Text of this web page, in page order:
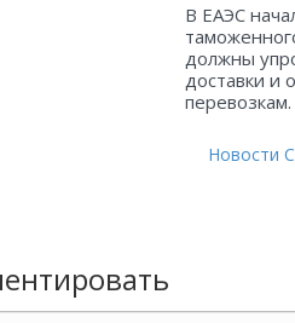
В ЕАЭС
должны
доставки и
Новости